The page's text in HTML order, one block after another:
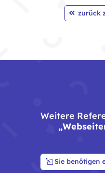
zurück
Weitere​
Sie benötigen